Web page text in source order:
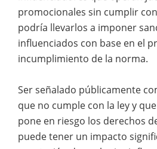
promocionales sin cumplir
podría llevarlos a imponer
influenciados con base en el
incumplimiento de la norma.
Ser señalado públicamente
que no cumple con la ley y
pone en riesgo los derechos
puede tener un impacto